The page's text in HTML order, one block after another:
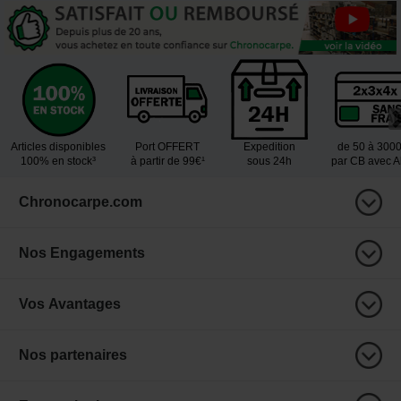
Articles disponibles
100% en stock³
Port OFFERT
à partir de 99€¹
Expedition
sous 24h
de 50 à
par CB avec
Chronocarpe.com
Nos Engagements
Vos Avantages
Nos partenaires